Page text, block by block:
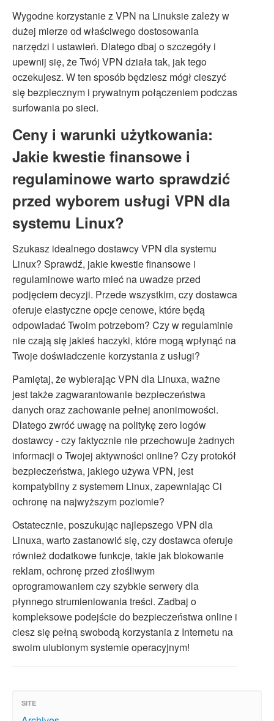
Wygodne korzystanie z VPN na Linuksie zależy w
dużej mierze od właściwego dostosowania
narzędzi i ustawień. Dlatego dbaj o szczegóły i
upewnij się, że Twój VPN działa tak, jak tego
oczekujesz. W ten sposób będziesz mógł cieszyć
się bezpiecznym i prywatnym połączeniem podczas
surfowania po sieci.
Ceny i warunki użytkowania:
Jakie kwestie finansowe i
regulaminowe warto sprawdzić
przed wyborem usługi VPN dla
systemu Linux?
Szukasz idealnego dostawcy VPN dla systemu
Linux? Sprawdź, jakie kwestie finansowe i
regulaminowe warto mieć na uwadze przed
podjęciem decyzji. Przede wszystkim, czy dostawca
oferuje elastyczne opcje cenowe, które będą
odpowiadać Twoim potrzebom? Czy w regulaminie
nie czają się jakieś haczyki, które mogą wpłynąć na
Twoje doświadczenie korzystania z usługi?
Pamiętaj, że wybierając VPN dla Linuxa, ważne
jest także zagwarantowanie bezpieczeństwa
danych oraz zachowanie pełnej anonimowości.
Dlatego zwróć uwagę na politykę zero logów
dostawcy - czy faktycznie nie przechowuje żadnych
informacji o Twojej aktywności online? Czy protokół
bezpieczeństwa, jakiego używa VPN, jest
kompatybilny z systemem Linux, zapewniając Ci
ochronę na najwyższym poziomie?
Ostatecznie, poszukując najlepszego VPN dla
Linuxa, warto zastanowić się, czy dostawca oferuje
również dodatkowe funkcje, takie jak blokowanie
reklam, ochronę przed złośliwym
oprogramowaniem czy szybkie serwery dla
płynnego strumieniowania treści. Zadbaj o
kompleksowe podejście do bezpieczeństwa online i
ciesz się pełną swobodą korzystania z Internetu na
swoim ulubionym systemie operacyjnym!
SITE